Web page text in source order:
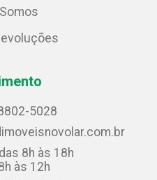
5028
8h às 18h
às 12h